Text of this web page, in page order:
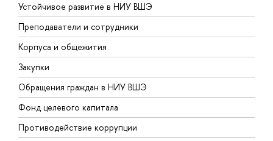
Устойчивое развитие в НИУ ВШЭ
Преподаватели и сотрудники
Корпуса и общежития
Закупки
Обращения граждан в НИУ ВШЭ
Фонд целевого капитала
Противодействие коррупции